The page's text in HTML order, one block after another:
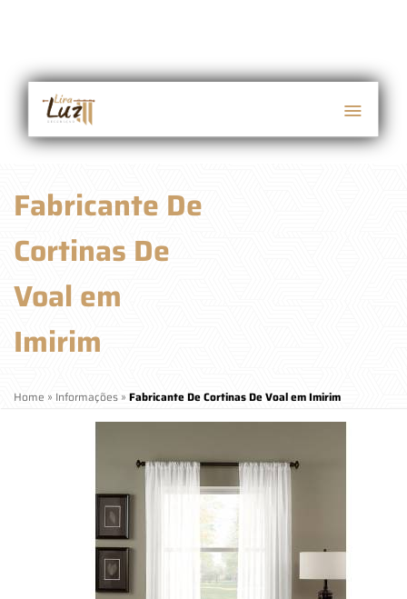
Fabricante De
Cortinas De
Voal em
Imirim
Home » Informações » Fabricante De Cortinas De Voal em Imirim